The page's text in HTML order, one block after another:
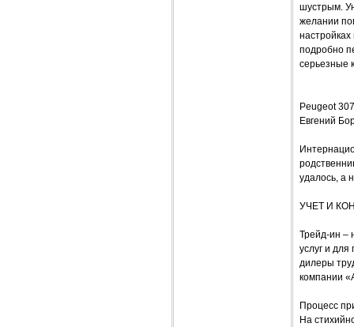
шустрым.
желании
подробно
серьезные
Peugeot
Евгений
удалось, а
УЧЕТ И
Трейд-ин –
услуг и
дилеры
компании
Процесс
На